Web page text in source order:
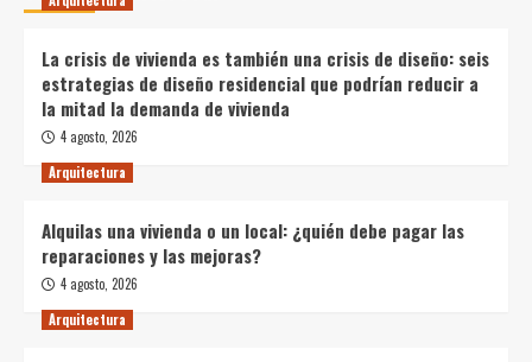
La crisis de vivienda es también una crisis de diseño: seis
estrategias de diseño residencial que podrían reducir a
la mitad la demanda de vivienda
4 agosto, 2026
Arquitectura
Alquilas una vivienda o un local: ¿quién debe pagar las
reparaciones y las mejoras?
4 agosto, 2026
Arquitectura